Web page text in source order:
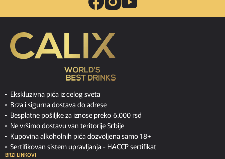
Ekskluzivna pića iz celog sveta
Brza i sigurna dostava do adrese
Besplatne pošiljke za iznose preko 6.000 rsd
Ne vršimo dostavu van teritorije Srbije
Kupovina alkoholnih pića dozvoljena samo 18+
Sertifikovan sistem upravljanja - HACCP sertifikat
BRZI LINKOVI